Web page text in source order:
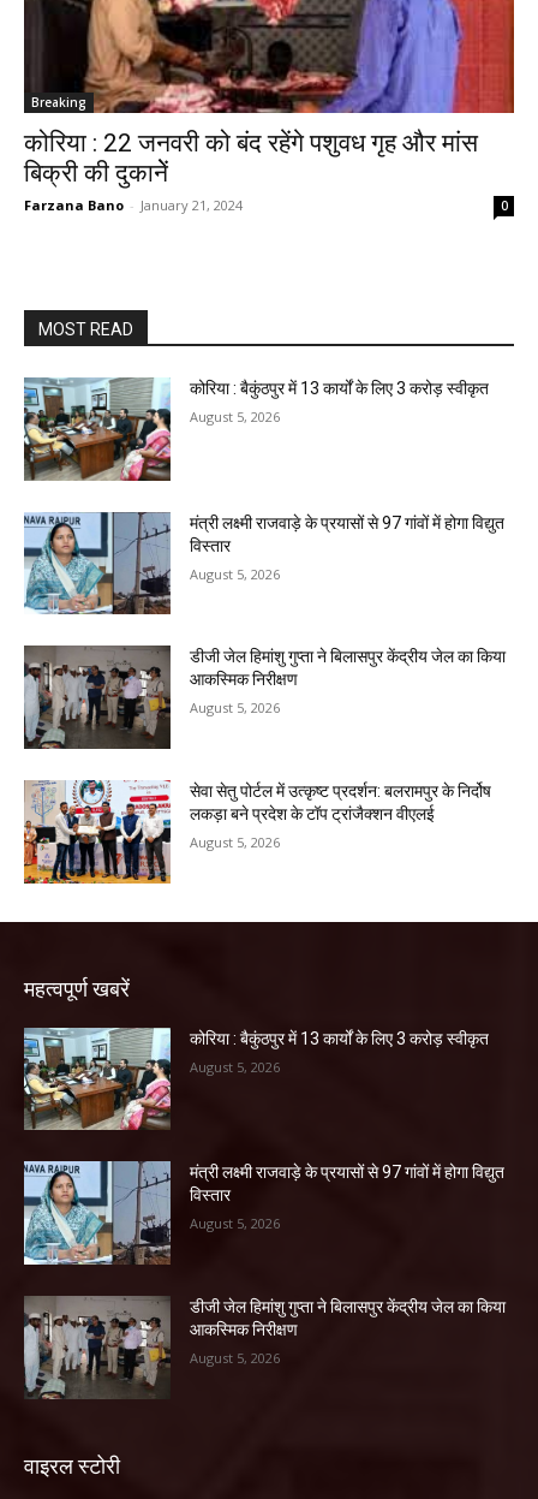
Breaking
कोरिया : 22 जनवरी को बंद रहेंगे पशुवध गृह और मांस
बिक्री की दुकानेें
Farzana Bano - January 21, 2024 0
MOST READ
कोरिया : बैकुंठपुर में 13 कार्यों के लिए 3 करोड़ स्वीकृत
August 5, 2026
मंत्री लक्ष्मी राजवाड़े के प्रयासों से 97 गांवों में होगा विद्युत
विस्तार
August 5, 2026
डीजी जेल हिमांशु गुप्ता ने बिलासपुर केंद्रीय जेल का किया
आकस्मिक निरीक्षण
August 5, 2026
सेवा सेतु पोर्टल में उत्कृष्ट प्रदर्शन: बलरामपुर के निर्दोष
लकड़ा बने प्रदेश के टॉप ट्रांजैक्शन वीएलई
August 5, 2026
महत्वपूर्ण खबरें
कोरिया : बैकुंठपुर में 13 कार्यों के लिए 3 करोड़ स्वीकृत
August 5, 2026
मंत्री लक्ष्मी राजवाड़े के प्रयासों से 97 गांवों में होगा विद्युत
विस्तार
August 5, 2026
डीजी जेल हिमांशु गुप्ता ने बिलासपुर केंद्रीय जेल का किया
आकस्मिक निरीक्षण
August 5, 2026
वाइरल स्टोरी